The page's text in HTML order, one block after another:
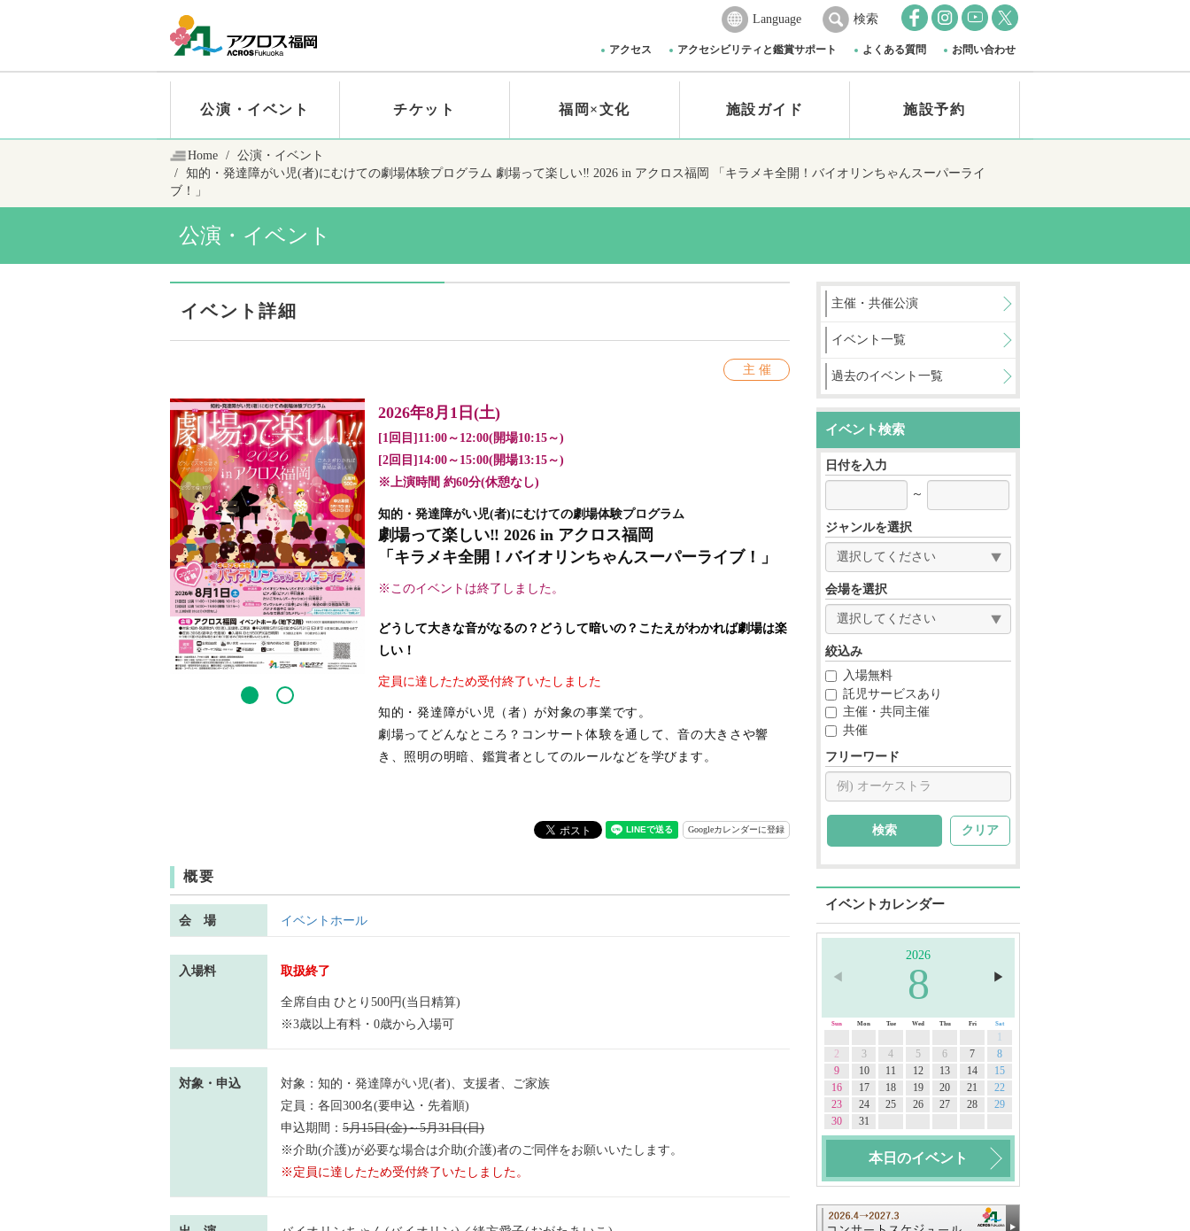
Language 検索
アクセス アクセシビリティと鑑賞サポート よくある質問 お問い合わせ
公演・イベント チケット 福岡×文化 施設ガイド 施設予約
Home
公演・イベント
知的・発達障がい児(者)にむけての劇場体験プログラム 劇場って楽しい‼ 2026 in アクロス福岡 「キラメキ全開！バイオリンちゃんスーパーライ
ブ！」
公演・イベント
イベント詳細
主 催
2026年8月1日(土)
[1回目] 11:00～12:00(開場10:15～)
[2回目]14:00～15:00(開場13:15～)
※上演時間 約60分(休憩なし)
知的・発達障がい児(者)にむけての劇場体験プログラム
劇場って楽しい‼ 2026 in アクロス福岡
「キラメキ全開！バイオリンちゃんスーパーライブ！」
※このイベントは終了しました。
どうして大きな音がなるの？どうして暗いの？こたえがわかれば劇場は楽
しい！
定員に達したため受付終了いたしました
知的・発達障がい児（者）が対象の事業です。
劇場ってどんなところ？コンサート体験を通して、音の大きさや響
き、照明の明暗、鑑賞者としてのルールなどを学びます。
Googleカレンダーに登録
概要
会 場 イベントホール
入場料 取扱終了
全席自由 ひとり500円(当日精算)
※3歳以上有料・0歳から入場可
対象・申込
対象：知的・発達障がい児(者)、支援者、ご家族
定員：各回300名(要申込・先着順)
申込期間： 5月15日(金)～5月31日(日)
※介助(介護)が必要な場合は介助(介護)者のご同伴をお願いいたします。
※定員に達したため受付終了いたしました。
主催・共催公演
イベント一覧
過去のイベント一覧
イベント検索
日付を入力
～
ジャンルを選択
会場を選択
絞込み
入場無料
託児サービスあり
主催・共同主催
共催
フリーワード
クリア
イベントカレンダー
◀︎
2026
8 ▶︎
Sun Mon Tue Wed Thu Fri Sat
1
2
3 4 5 6 7
8
9
10 11 12 13 14
15
16
17 18 19 20 21
22
23
24 25 26 27 28
29
30
31
本日のイベント